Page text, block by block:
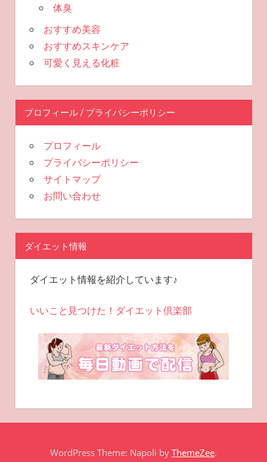
体臭
おすすめ美容
おすすめスキンケア
可愛く見える化粧
プロフィール / プライバシーポリシー
プロフィール
プライバシーポリシー
サイトマップ
お問い合わせ
ダイエット情報
ダイエット情報を紹介しています♪
いいこと見つけた！ダイエット倶楽部
WordPress Theme: Napoli by ThemeZee.